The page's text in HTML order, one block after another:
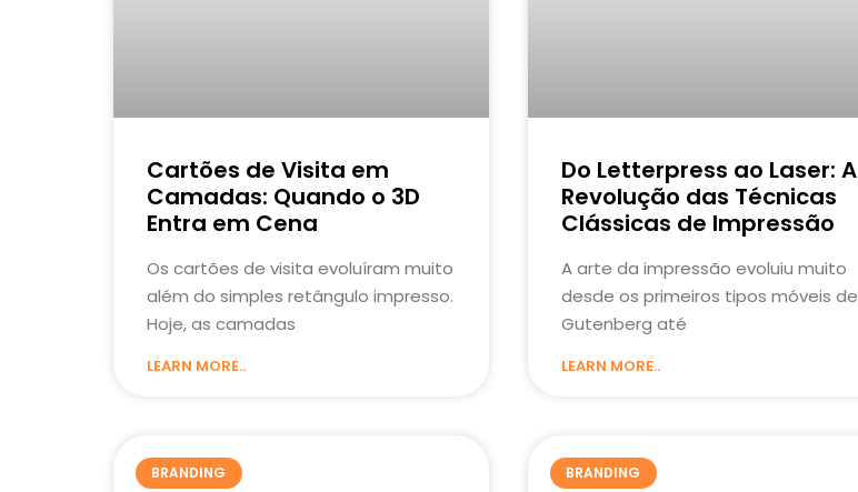
Cartões de Visita em
Camadas: Quando o 3D
Entra em Cena
Os cartões de visita evoluíram muito
além do simples retângulo impresso.
Hoje, as camadas
LEARN MORE..
Do Letterpress ao Laser: A
Revolução das Técnicas
Clássicas de Impressão
A arte da impressão evoluiu muito
desde os primeiros tipos móveis de
Gutenberg até
LEARN MORE..
BRANDING BRANDING